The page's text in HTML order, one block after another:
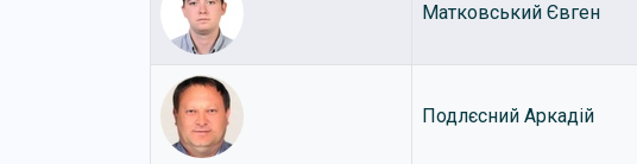
Матковський Євген
Подлєсний Аркадій